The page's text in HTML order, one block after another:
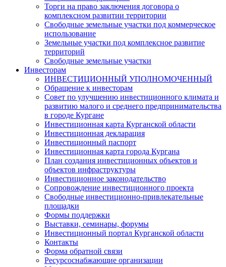
Торги на право заключения договора о
комплексном развитии территории
Свободные земельные участки под коммерческое
использование
Земельные участки под комплексное развитие
территорий
Свободные земельные участки
Инвесторам
ИНВЕСТИЦИОННЫЙ УПОЛНОМОЧЕННЫЙ
Обращение к инвесторам
Совет по улучшению инвестиционного климата и
развитию малого и среднего предпринимательства
в городе Кургане
Инвестиционная карта Курганской области
Инвестиционная декларация
Инвестиционный паспорт
Инвестиционная карта города Кургана
План создания инвестиционных объектов и
объектов инфраструктуры
Инвестиционное законодательство
Сопровождение инвестиционного проекта
Свободные инвестиционно-привлекательные
площадки
Формы поддержки
Выставки, семинары, форумы
Инвестиционный портал Курганской области
Контакты
Форма обратной связи
Ресурсоснабжающие организации